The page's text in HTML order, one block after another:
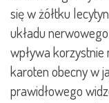
się w żółtku
układu
wpływa
karoten obecny w
prawidłowego